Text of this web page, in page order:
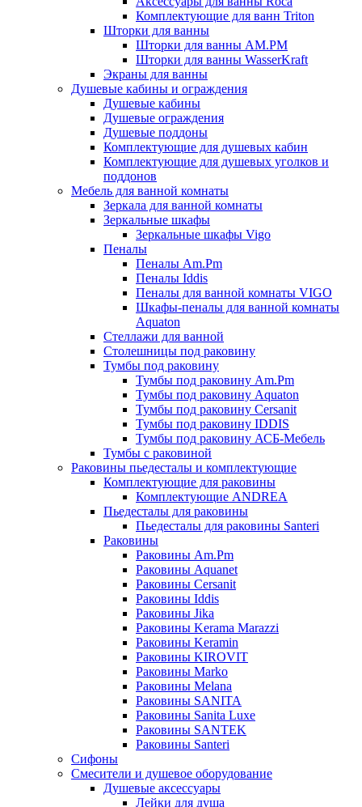
Комплектующие для ванн Triton
Шторки для ванны
Шторки для ванны AM.PM
Шторки для ванны WasserKraft
Экраны для ванны
Душевые кабины и ограждения
Душевые кабины
Душевые ограждения
Душевые поддоны
Комплектующие для душевых кабин
Комплектующие для душевых уголков и
поддонов
Мебель для ванной комнаты
Зеркала для ванной комнаты
Зеркальные шкафы
Зеркальные шкафы Vigo
Пеналы
Пеналы Am.Pm
Пеналы Iddis
Пеналы для ванной комнаты VIGO
Шкафы-пеналы для ванной комнаты
Aquaton
Стеллажи для ванной
Столешницы под раковину
Тумбы под раковину
Тумбы под раковину Am.Pm
Тумбы под раковину Aquaton
Тумбы под раковину Cersanit
Тумбы под раковину IDDIS
Тумбы под раковину АСБ-Мебель
Тумбы с раковиной
Раковины пьедесталы и комплектующие
Комплектующие для раковины
Комплектующие ANDREA
Пьедесталы для раковины
Пьедесталы для раковины Santeri
Раковины
Раковины Am.Pm
Раковины Aquanet
Раковины Cersanit
Раковины Iddis
Раковины Jika
Раковины Kerama Marazzi
Раковины Keramin
Раковины KIROVIT
Раковины Marko
Раковины Melana
Раковины SANITA
Раковины Sanita Luxe
Раковины SANTEK
Раковины Santeri
Сифоны
Смесители и душевое оборудование
Душевые аксессуары
Лейки для душа